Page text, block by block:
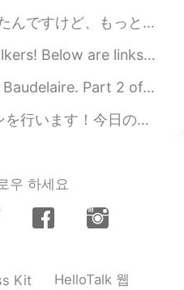
ように、”Automatic Teller Machine” の略語でしょうね 🏧 automatic (自動)...
help learning English! 👉🏽Letter sounds: h...
if sometimes, on the steps of a palace or th...
す。」 「I will go to Spain next week.」 上の日本語は正しい？下の英語は自然...
우 하세요
Kit HelloTalk 웹